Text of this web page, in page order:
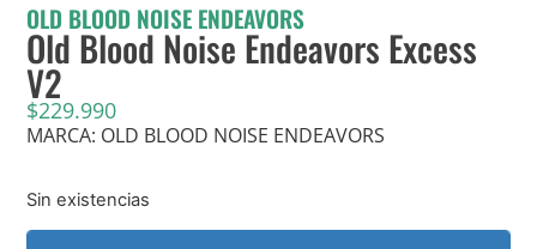
OLD BLOOD NOISE ENDEAVORS
Old Blood Noise Endeavors Excess
V2
$229.990
MARCA: OLD BLOOD NOISE ENDEAVORS
Sin existencias